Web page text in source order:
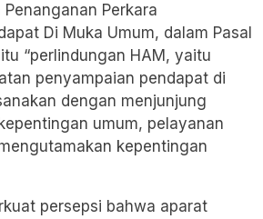
Perkara
Di Muka Umum, dalam Pasal
“perlindungan HAM, yaitu
penyampaian pendapat di
dengan menjunjung
umum, pelayanan
kepentingan
persepsi bahwa aparat